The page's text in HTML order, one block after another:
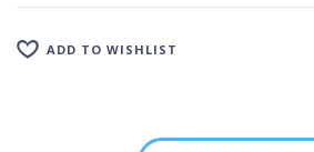
ADD TO WISHLIST